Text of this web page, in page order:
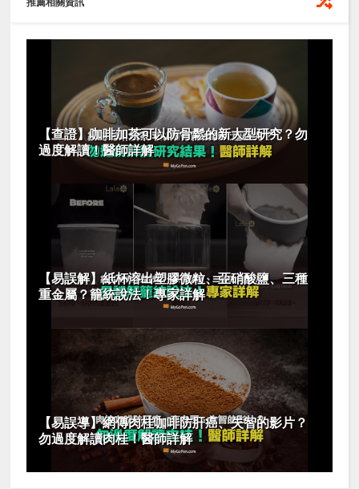
推薦相關資訊
【查證】咖啡加茶可以防骨鬆的新大型研究？勿
過度解讀！醫師詳解
【易誤解】紙杯溶出塑膠微粒、亞硝酸鹽、三種
重金屬？籠統說法！專家詳解
【易誤導】網傳肉桂咖啡防肝癌、失智的影片？
勿過度解讀肉桂！醫師詳解